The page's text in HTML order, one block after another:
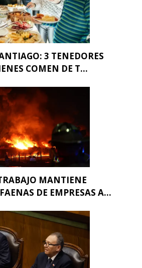
3 TENEDORES
COMEN DE T...
MANTIENE
DE EMPRESAS A...